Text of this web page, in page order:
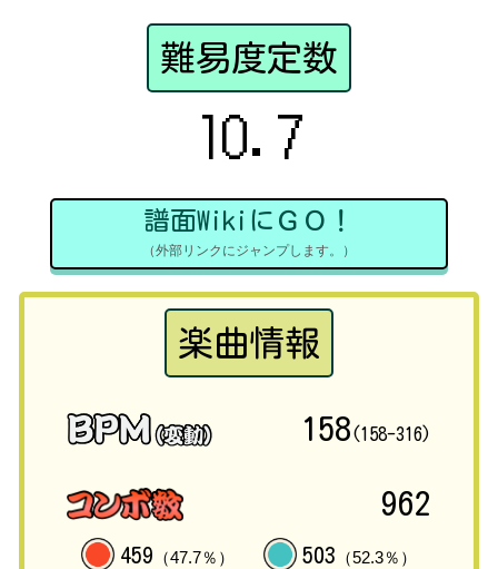
難易度定数
10.7
譜面WikiにＧＯ！
（外部リンクにジャンプします。）
楽曲情報
158(158-316)
962
459 （47.7％） 503 （52.3％）